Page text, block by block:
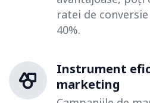
ratei de
40%.
Instrument
marketing